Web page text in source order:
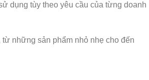
dụng tùy theo yêu cầu của từng doanh
những sản phẩm nhỏ nhẹ cho đến